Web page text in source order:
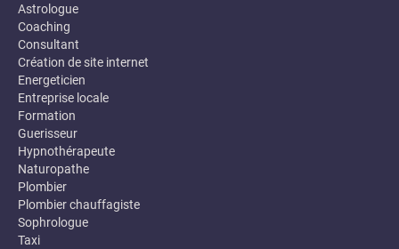
Astrologue
Coaching
Consultant
Création de site internet
Energeticien
Entreprise locale
Formation
Guerisseur
Hypnothérapeute
Naturopathe
Plombier
Plombier chauffagiste
Sophrologue
Taxi